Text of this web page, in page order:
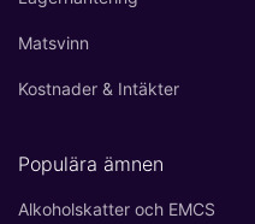
Matsvinn
Kostnader & Intäkter
Populära ämnen
Alkoholskatter och EMCS